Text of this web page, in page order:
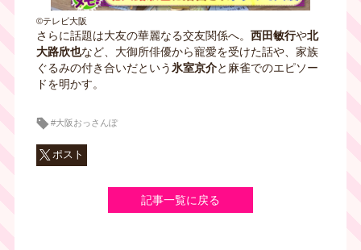
©テレビ大阪
さらに話題は大友の華麗なる交友関係へ。 西田敏行や北
大路欣也など、大御所俳優から寵愛を受けた話や、家族
ぐるみの付き合いだという 氷室京介と麻雀でのエピソー
ドを明かす。
#大阪おっさんぽ
ポスト
記事一覧に戻る